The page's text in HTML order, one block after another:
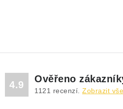
4.9
Ověřeno
1121 recenzí. Zobrazit